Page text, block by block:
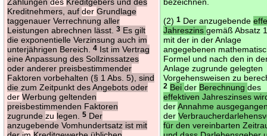
Kreditnehmers, aufderGrundlage
taggenauer Verrechnung aller
Leistungen abrechnen lässt.3 Es gilt
die exponentielle Verzinsung auch im
unterjährigen Bereich.4 Ist im Vertrag
eine Anpassung des Sollzinssatzes
oder anderer preisbestimmender
Faktoren vorbehalten (§ 1 Abs. 5), sind
die zum Zeitpunkt des Angebots oder
derWerbung geltenden
preisbestimmenden Faktoren
zugrundezu legen.5 Der
anzugebende Vomhundertsatz ist mit
(2)1 Der anzugebende
Jahreszinsgemäß Absatz
mit der in der Anlage
angegebenen
Formel und nach den in
Anlage zugrunde gelegten
Vorgehensweisen zu
2 Beider Berechnungdes
effektiven Jahreszinses
derAnnahme
der
für den vereinbarten